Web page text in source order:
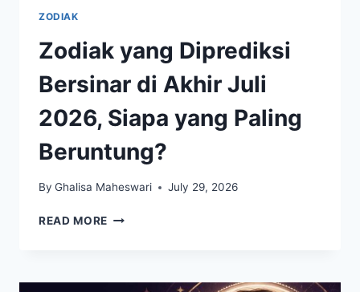
ZODIAK
Zodiak yang Diprediksi
Bersinar di Akhir Juli
2026, Siapa yang Paling
Beruntung?
By Ghalisa Maheswari July 29, 2026
READ MORE ZODIAK
DI